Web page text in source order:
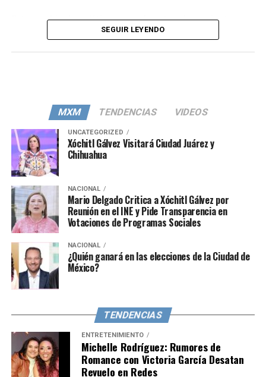
Este cambio de política se produce tras las recientes
tensiones y críticas, especialmente desde sectores
En un comunicado oficial, la gestión de Boluarte ha
enfatizado que la revocación no solo pretende calmar
las aprehensiones del sector turístico, sino que también
refleja el compromiso con los ideales de la Alianza del
Pacífico. Como integrante de este grupo económico y
político, al lado de México, Colombia y Chile, Perú aboga
por la libre circulación de personas y mercancías entre
sus estados miembros, subrayando su dedicación a la
integración regional y la cooperación mutua.
El Decreto Supremo aludido será publicado mañana.
SEGUIR LEYENDO
MXM TENDENCIAS VIDEOS
UNCATEGORIZED
Xóchitl Gálvez Visitará Ciudad Juárez y
Chihuahua
NACIONAL
Mario Delgado Critica a Xóchitl Gálvez por
Reunión en el INE y Pide Transparencia en
Votaciones de Programas Sociales
NACIONAL
¿Quién ganará en las elecciones de la Ciudad de
México?
TENDENCIAS
ENTRETENIMIENTO
Michelle Rodríguez: Rumores de
Romance con Victoria García Desatan
Revuelo en Redes